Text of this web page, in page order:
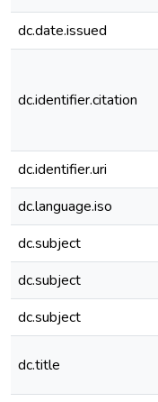
dc.date.issued
dc.identifier.citation
dc.identifier.uri
dc.language.iso
dc.subject
dc.subject
dc.subject
dc.title